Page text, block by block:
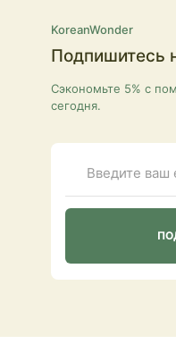
KoreanWonder
Подпишитесь
Сэкономьте 5% с
сегодня.